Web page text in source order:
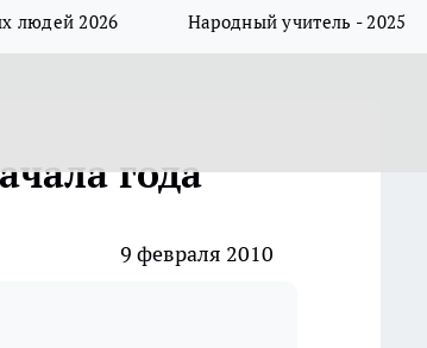
людей 2026 Народный учитель - 2025
года
9 февраля 2010